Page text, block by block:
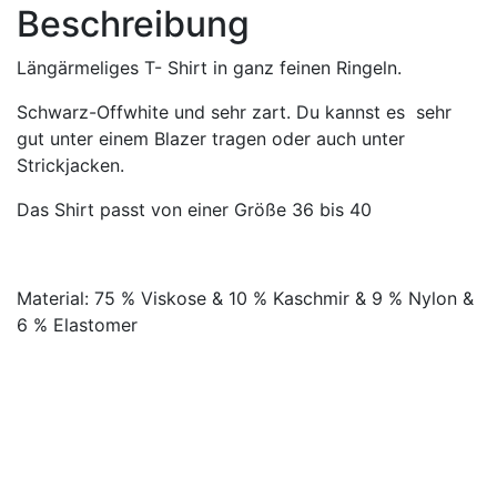
Beschreibung
Längärmeliges T- Shirt in ganz feinen Ringeln.
Schwarz-Offwhite und sehr zart. Du kannst es sehr
gut unter einem Blazer tragen oder auch unter
Strickjacken.
Das Shirt passt von einer Größe 36 bis 40
Material: 75 % Viskose & 10 % Kaschmir & 9 % Nylon &
6 % Elastomer